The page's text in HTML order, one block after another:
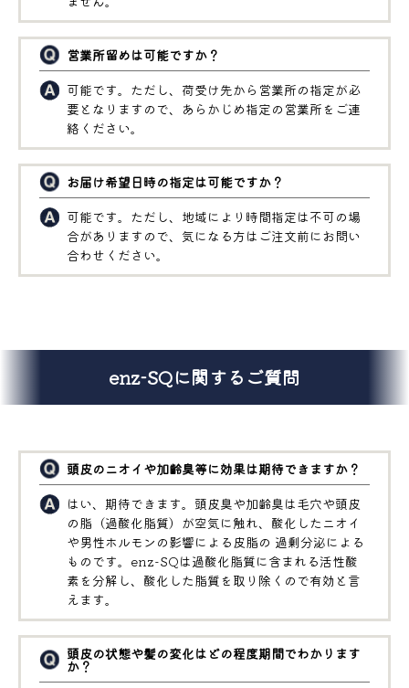
営業所留めは可能ですか？
可能です。ただし、荷受け先から営業所の指定が必
要となりますので、あらかじめ指定の営業所をご連
絡ください。
お届け希望日時の指定は可能ですか？
可能です。ただし、地域により時間指定は不可の場
合がありますので、気になる方はご注文前にお問い
合わせください。
enz-SQに関するご質問
頭皮のニオイや加齢臭等に効果は期待できますか？
はい、期待できます。頭皮臭や加齢臭は毛穴や頭皮
の脂（過酸化脂質）が空気に触れ、酸化したニオイ
や男性ホルモンの影響による皮脂の 過剰分泌による
ものです。enz-SQは過酸化脂質に含まれる活性酸
素を分解し、酸化した脂質を取り除くので有効と言
えます。
頭皮の状態や髪の変化はどの程度期間でわかります
か？